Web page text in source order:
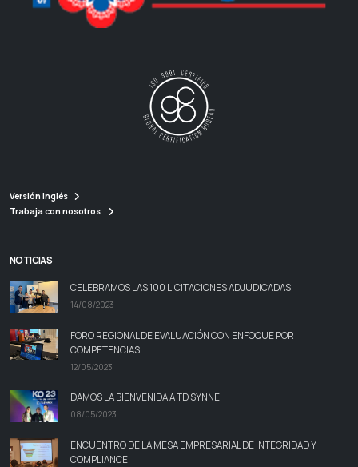
Versión Inglés
Trabaja con nosotros
NOTICIAS
CELEBRAMOS LAS 100 LICITACIONES ADJUDICADAS
14/08/2023
FORO REGIONAL DE EVALUACIÓN CON ENFOQUE POR
COMPETENCIAS
12/05/2023
DAMOS LA BIENVENIDA A TD SYNNE
08/05/2023
ENCUENTRO DE LA MESA EMPRESARIAL DE INTEGRIDAD Y
COMPLIANCE